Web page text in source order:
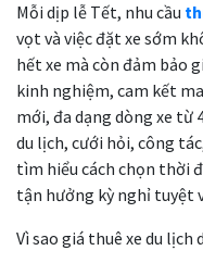
Mỗi dịp lễ Tết, nhu cầu
vọt và việc đặt xe sớm
hết xe mà còn đảm bảo
kinh nghiệm, cam kết
mới, đa dạng dòng xe từ
du lịch, cưới hỏi, công
tìm hiểu cách chọn thời
tận hưởng kỳ nghỉ tuyệt
Vì sao giá thuê xe du